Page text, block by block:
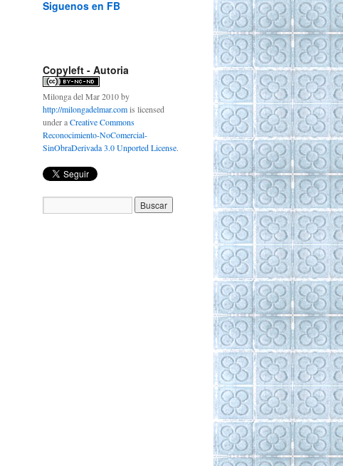
Siguenos en FB
Copyleft - Autoria
Milonga del Mar 2010by
http://milongadelmar.comis licensed
under aCreative Commons
Reconocimiento-NoComercial-
SinObraDerivada 3.0 Unported License.